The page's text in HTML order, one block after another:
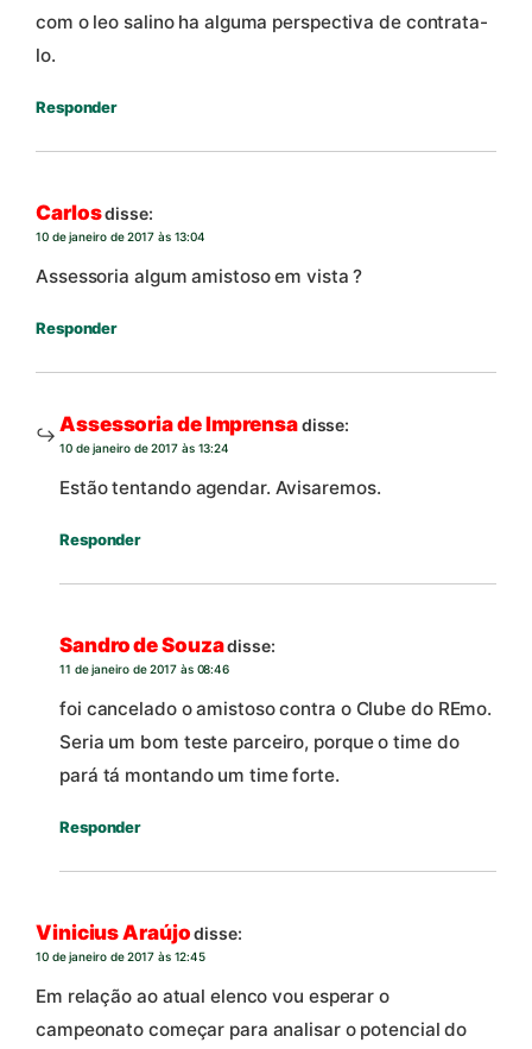
com o leo salino ha alguma perspectiva de contrata-
lo.
Responder
Carlosdisse:
10 de janeiro de 2017 às 13:04
Assessoria algum amistoso em vista ?
Responder
Assessoria de Imprensadisse:
10 de janeiro de 2017 às 13:24
Estão tentando agendar. Avisaremos.
Responder
Sandro de Souzadisse:
11 de janeiro de 2017 às 08:46
foi cancelado o amistoso contra o Clube do REmo.
Seria um bom teste parceiro, porque o time do
pará tá montando um time forte.
Responder
Vinicius Araújo disse:
10 de janeiro de 2017 às 12:45
Em relação ao atual elenco vou esperar o
campeonato começar para analisar o potencial do